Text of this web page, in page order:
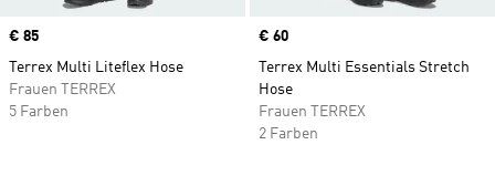
Price
€ 85
Terrex Multi Liteflex Hose
Frauen TERREX
5 Farben
Price
€ 60
Terrex Multi Essentials Stretch
Hose
Frauen TERREX
2 Farben